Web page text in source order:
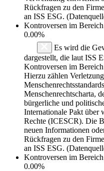
Rückfragen zu den
an ISS ESG.
Kontroversen im
0.00%
Es wird die
dargestellt, die laut ISS
Kontroversen im
Hierzu zählen
Menschenrechtscharta,
bürgerliche und
Internationale Pakt über
Rechte (ICESCR). Die
neuen Informationen
Rückfragen zu den
an ISS ESG.
Kontroversen im
0.00%